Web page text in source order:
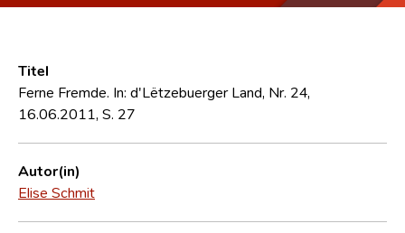
Erweiterte Suche
CNL
Forschungsgruppe
Titel
Ferne Fremde. In: d'Lëtzebuerger Land, Nr. 24,
16.06.2011, S. 27
Autor(in)
Elise Schmit